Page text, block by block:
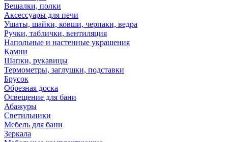
Вешалки, полки
Аксессуары для печи
Ушаты, шайки, ковши, черпаки, ведра
Ручки, таблички, вентиляция
Напольные и настенные украшения
Камни
Шапки, рукавицы
Термометры, заглушки, подставки
Брусок
Обрезная доска
Освещение для бани
Абажуры
Светильники
Мебель для бани
Зеркала